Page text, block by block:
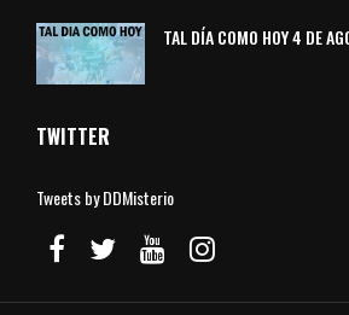
TAL DÍA COMO HOY 4 DE
TWITTER
Tweets by DDMisterio